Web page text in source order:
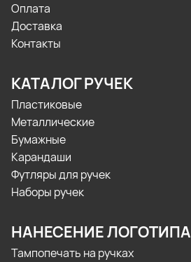
Оплата
Доставка
Контакты
КАТАЛОГ РУЧЕК
Пластиковые
Металлические
Бумажные
Карандаши
Футляры для ручек
Наборы ручек
НАНЕСЕНИЕ ЛОГОТИПА
Тампопечать на ручках